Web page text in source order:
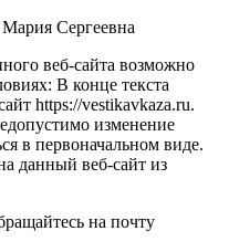
Сергеевна
веб-сайта возможно
В конце текста
https://vestikavkaza.ru.
изменение
в первоначальном виде.
данный веб-сайт из
на почту